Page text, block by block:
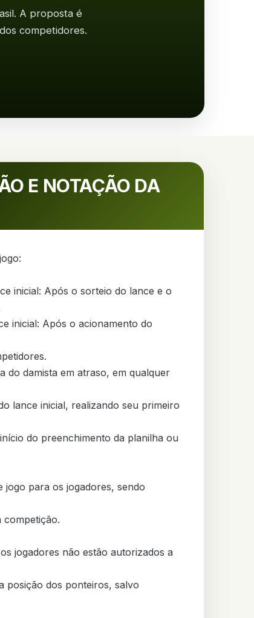
A proposta é
competidores.
E NOTAÇÃO DA
inicial: Após o sorteio do lance e o
inicial: Após o acionamento do
do damista em atraso, em qualquer
para os jogadores, sendo
competição.
jogadores não estão autorizados a
posição dos ponteiros, salvo